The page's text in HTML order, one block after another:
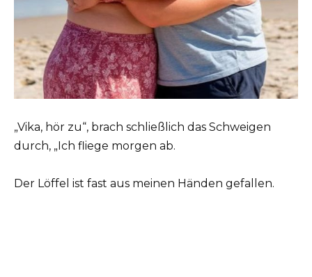
„Vika, hör zu“, brach schließlich das Schweigen
durch, „Ich fliege morgen ab.
Der Löffel ist fast aus meinen Händen gefallen.